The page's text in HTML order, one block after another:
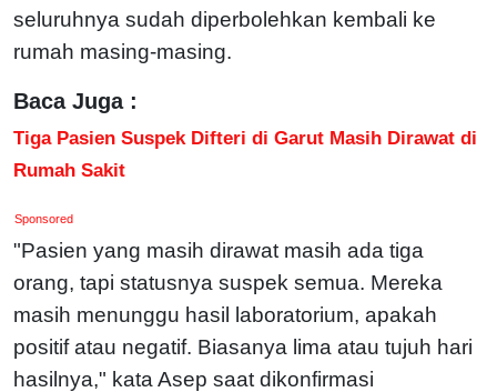
seluruhnya sudah diperbolehkan kembali ke
rumah masing-masing.
Baca Juga :
Tiga Pasien Suspek Difteri di Garut Masih Dirawat di
Rumah Sakit
Sponsored
"Pasien yang masih dirawat masih ada tiga
orang, tapi statusnya suspek semua. Mereka
masih menunggu hasil laboratorium, apakah
positif atau negatif. Biasanya lima atau tujuh hari
hasilnya," kata Asep saat dikonfirmasi